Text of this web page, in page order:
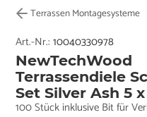
Terrassen Montagesysteme
Art.-Nr.:10040330978
NewTechWood
Terrassendiele
Set Silver Ash 5
100 Stück inklusive Bit für